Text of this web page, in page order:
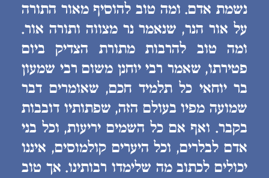
נשמת אדם. ומה טוב להוסיף מאור התורה
על אור הנר, שנאמר נר מצווה ותורה אור.
ומה טוב להרבות מתורת הצדיק ביום
פטירתו, שאמר רבי יוחנן משום רבי שמעון
בר יוחאי כל תלמיד חכם, שאומרים דבר
שמועה מפיו בעולם הזה, שפתותיו דובבות
בקבר. ואף אם כל השמים יריעות, וכל בני
אדם לבלרים, וכל היערים קולמוסים, איננו
יכולים לכתוב מה שלימדו רבותינו. אך טוב